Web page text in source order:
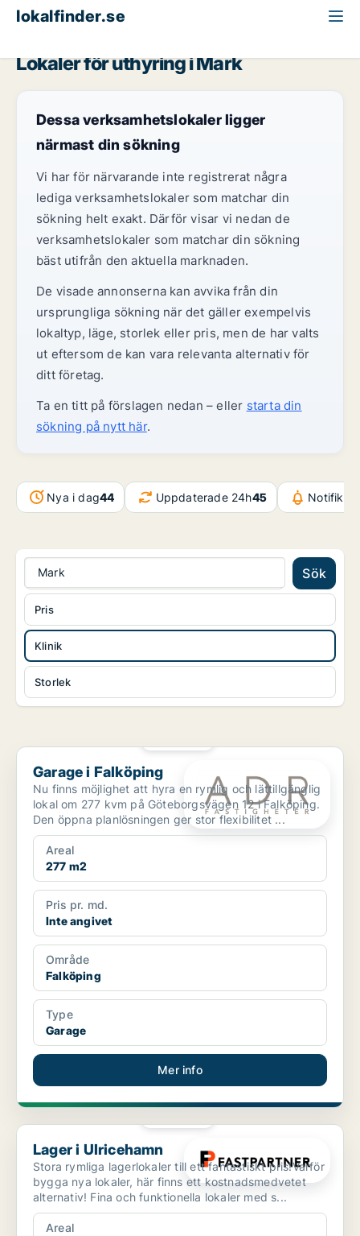
lokalfinder.se
Lokaler för uthyring i Mark
Dessa verksamhetslokaler ligger
närmast din sökning
Vi har för närvarande inte registrerat några
lediga verksamhetslokaler som matchar din
sökning helt exakt. Därför visar vi nedan de
verksamhetslokaler som matchar din sökning
bäst utifrån den aktuella marknaden.
De visade annonserna kan avvika från din
ursprungliga sökning när det gäller exempelvis
lokaltyp, läge, storlek eller pris, men de har valts
ut eftersom de kan vara relevanta alternativ för
ditt företag.
Ta en titt på förslagen nedan – eller starta din
sökning på nytt här.
Nya i dag44 Uppdaterade 24h45
Mark Sök
Klinik
Storlek
Pris
Garage i Falköping
Garage i Falköping
Nu finns möjlighet att hyra en rymlig och lättillgänglig
lokal om 277 kvm på Göteborgsvägen 12 i Falköping.
Den öppna planlösningen ger stor flexibilitet ...
Areal
277 m2
Pris pr. md.
Inte angivet
Område
Falköping
Type
Garage
Mer info
Lager i Ulricehamn
Lager i Ulricehamn
Stora rymliga lagerlokaler till ett fantastiskt pris!Varför
bygga nya lokaler, här finns ett kostnadsmedvetet
alternativ! Fina och funktionella lokaler med s...
Areal